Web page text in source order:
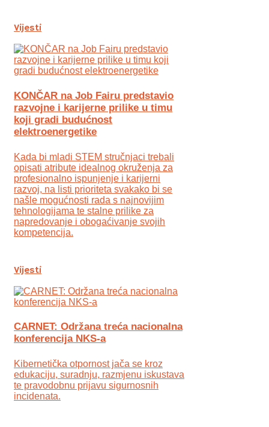
Vijesti
KONČAR na Job Fairu predstavio
razvojne i karijerne prilike u timu
koji gradi budućnost
elektroenergetike
Kada bi mladi STEM stručnjaci trebali
opisati atribute idealnog okruženja za
profesionalno ispunjenje i karijerni
razvoj, na listi prioriteta svakako bi se
našle mogućnosti rada s najnovijim
tehnologijama te stalne prilike za
napredovanje i obogaćivanje svojih
kompetencija.
Vijesti
CARNET: Održana treća nacionalna
konferencija NKS-a
Kibernetička otpornost jača se kroz
edukaciju, suradnju, razmjenu iskustava
te pravodobnu prijavu sigurnosnih
incidenata.